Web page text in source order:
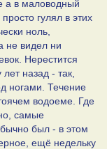
а в маловодный
гулял в этих
ноль,
не видел ни
Нерестится
назад - так,
ногами. Течение
водоеме. Где
самые
был - в этом
ещё недельку